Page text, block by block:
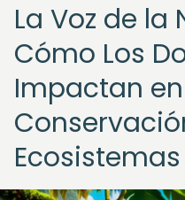
La Voz de la
Cómo Los
Impactan
Ecosistemas